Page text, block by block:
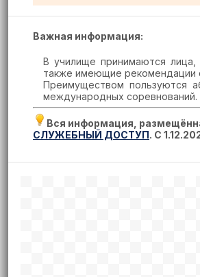
Важная информация:
В училище принимаются
также имеющие рекомендации
Преимуществом пользуются
международных соревнований.
Вся информация,
СЛУЖЕБНЫЙ ДОСТУП. С